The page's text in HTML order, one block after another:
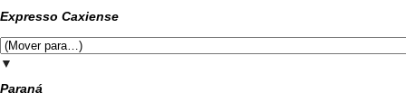
Expresso Caxiense
▼
Paraná